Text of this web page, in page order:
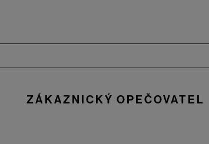
ZÁKAZNICKÝ OPEČOVATEL